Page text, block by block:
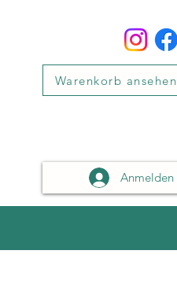
Warenkorb ansehen
Anmelden